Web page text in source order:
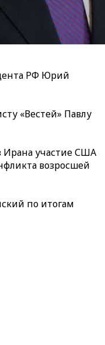
РФ Юрий
«Вестей» Павлу
Ирана участие США
возросшей
по итогам